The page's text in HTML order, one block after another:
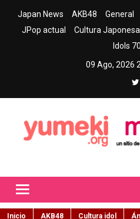
Japan News AKB48 General
JPop actual
Cultura Japonesa
Idols
09 Ago, 2026
Inicio AKB48 Cultura idol